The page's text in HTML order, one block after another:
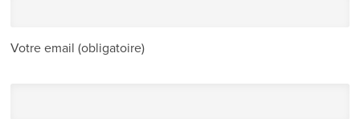
Votre email (obligatoire)